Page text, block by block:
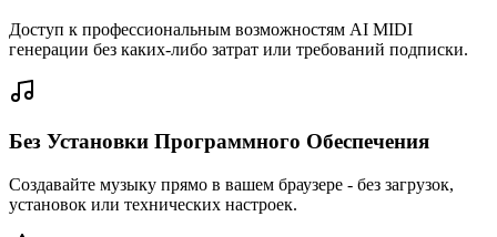
Доступ к профессиональным возможностям AI MIDI
генерации без каких-либо затрат или требований подписки.
Без Установки Программного Обеспечения
Создавайте музыку прямо в вашем браузере - без загрузок,
установок или технических настроек.